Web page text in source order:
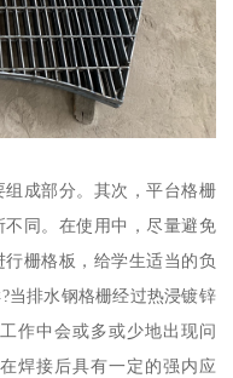
成部分。其次，平台格栅
同。在使用中，尽量避免
栅格板，给学生适当的负
当排水钢格栅经过热浸镀锌
作中会或多或少地出现问
焊接后具有一定的强内应